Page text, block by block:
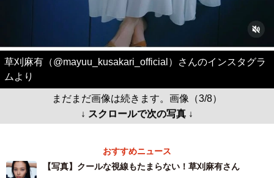
草刈麻有（@mayuu_kusakari_official）さんのインスタグラ
ムより
まだまだ画像は続きます。画像（3/8）
↓ スクロールで次の写真 ↓
おすすめニュース
【写真】クールな視線もたまらない！草刈麻有さん